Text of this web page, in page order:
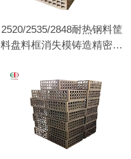
2520/2535/2848耐热钢料筐
料盘料框消失模铸造精密铸